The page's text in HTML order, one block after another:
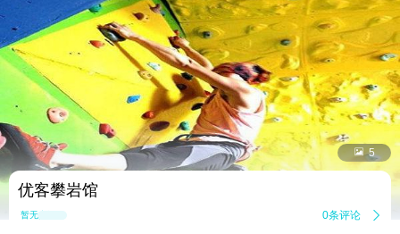
 5
优客攀岩馆
暂无点评 0条评论 